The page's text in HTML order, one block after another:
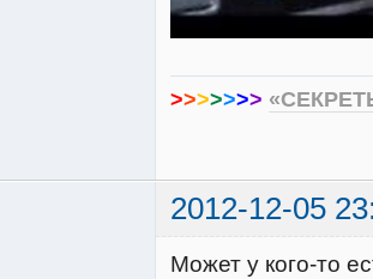
>>>>>>>
2012-12-05
Может у кого-то